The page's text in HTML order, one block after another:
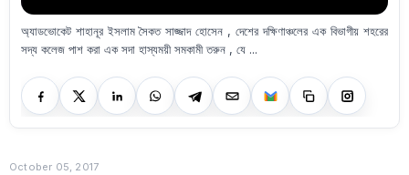
অ্যাডভোকেট শাহানূর ইসলাম সৈকত সাজ্জাদ হোসেন , দেশের দক্ষিণাঞ্চলের এক বিভাগীয় শহরের
সদ্য কলেজ পাশ করা এক সদা হাস্যময়ী সমকামী তরুন , যে ...
October 05, 2017